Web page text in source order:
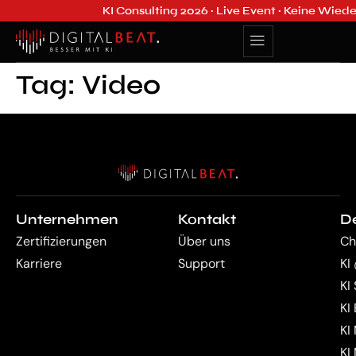
KI Consulting 2026 · Live Event · Keine
Tag: Video
Unternehmen
Zertifizierungen
Karriere
Kontakt
Über uns
Support
KI
KI
KI
KI
KI